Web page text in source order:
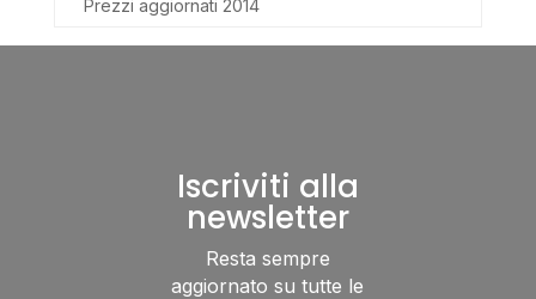
Prezzi aggiornati 2014
Iscriviti alla
newsletter
Resta sempre
aggiornato su tutte le